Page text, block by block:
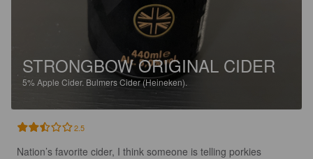
STRONGBOW ORIGINAL CIDER
5% Apple Cider. Bulmers Cider (Heineken).
2.5
Nation’s favorite cider, I think someone is telling porkies